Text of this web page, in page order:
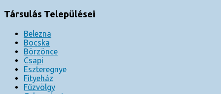
Társulás Települései
Belezna
Bocska
Börzönce
Csapi
Eszteregnye
Fityeház
Fűzvölgy